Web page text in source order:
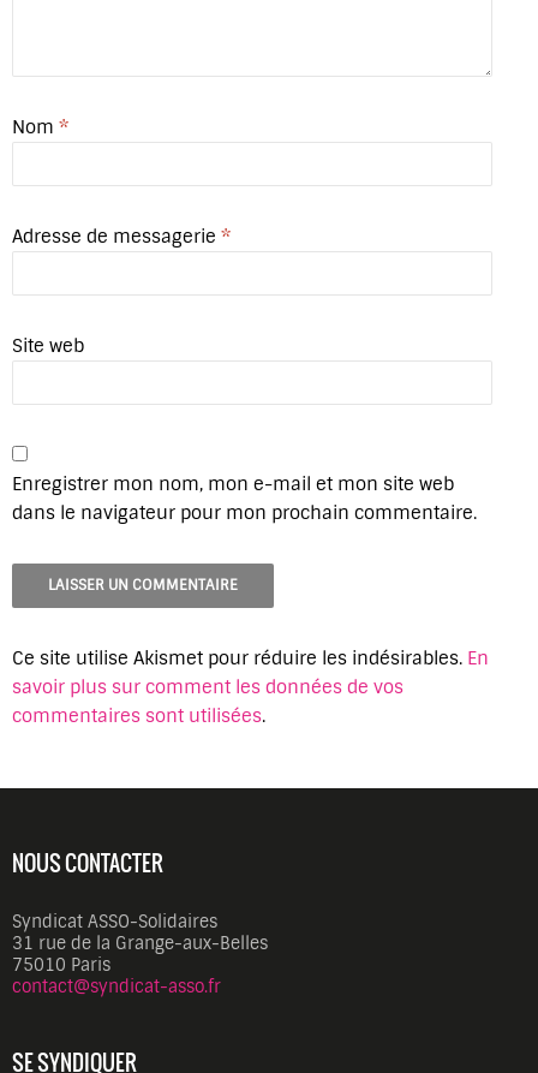
Nom *
Adresse de messagerie *
Site web
Enregistrer mon nom, mon e-mail et mon site web
dans le navigateur pour mon prochain commentaire.
Ce site utilise Akismet pour réduire les indésirables. En
savoir plus sur comment les données de vos
commentaires sont utilisées.
NOUS CONTACTER
Syndicat ASSO-Solidaires
31 rue de la Grange-aux-Belles
75010 Paris
contact@syndicat-asso.fr
SE SYNDIQUER